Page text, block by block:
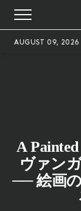
AUGUST 09, 2026
A
ヴァン
── 絵画